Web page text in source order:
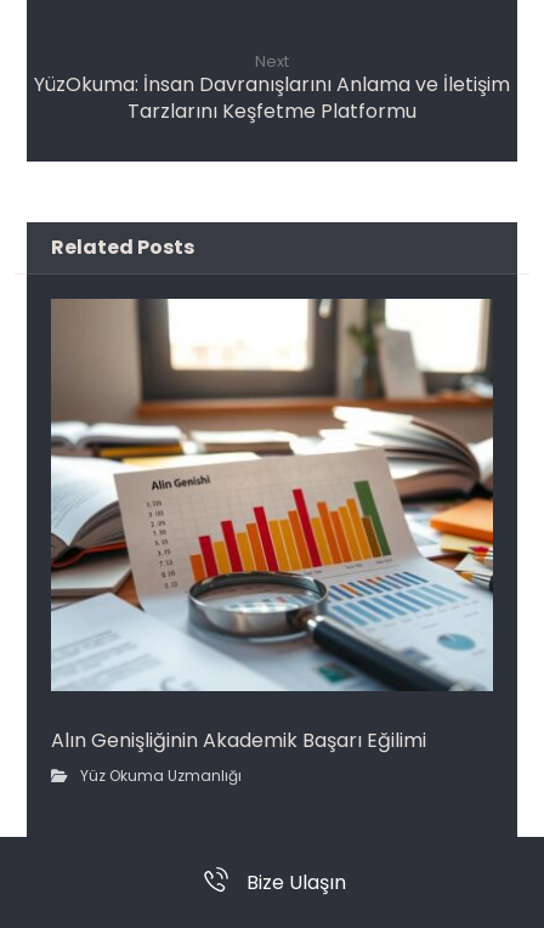
Next
YüzOkuma: İnsan Davranışlarını Anlama ve İletişim
Tarzlarını Keşfetme Platformu
Related Posts
Alın Genişliğinin Akademik Başarı Eğilimi
Yüz Okuma Uzmanlığı
Bize Ulaşın